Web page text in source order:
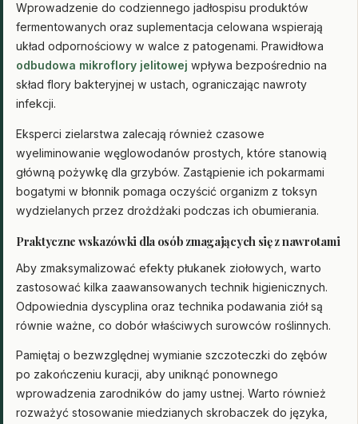
Wprowadzenie do codziennego jadłospisu produktów
fermentowanych oraz suplementacja celowana wspierają
układ odpornościowy w walce z patogenami. Prawidłowa
odbudowa mikroflory jelitowej wpływa bezpośrednio na
skład flory bakteryjnej w ustach, ograniczając nawroty
infekcji.
Eksperci zielarstwa zalecają również czasowe
wyeliminowanie węglowodanów prostych, które stanowią
główną pożywkę dla grzybów. Zastąpienie ich pokarmami
bogatymi w błonnik pomaga oczyścić organizm z toksyn
wydzielanych przez drożdżaki podczas ich obumierania.
Praktyczne wskazówki dla osób zmagających się z nawrotami
Aby zmaksymalizować efekty płukanek ziołowych, warto
zastosować kilka zaawansowanych technik higienicznych.
Odpowiednia dyscyplina oraz technika podawania ziół są
równie ważne, co dobór właściwych surowców roślinnych.
Pamiętaj o bezwzględnej wymianie szczoteczki do zębów
po zakończeniu kuracji, aby uniknąć ponownego
wprowadzenia zarodników do jamy ustnej. Warto również
rozważyć stosowanie miedzianych skrobaczek do języka,